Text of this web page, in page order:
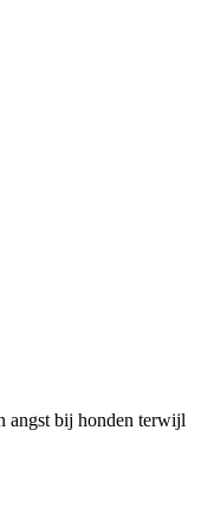
angst bij honden terwijl